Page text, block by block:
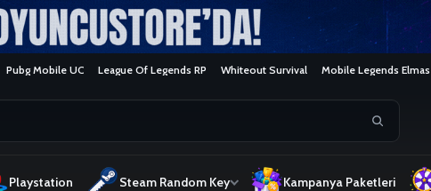
Pubg Mobile UC League Of Legends RP Whiteout Survival Mobile Legends Elmas
Playstation Steam Random Key Kampanya Paketleri